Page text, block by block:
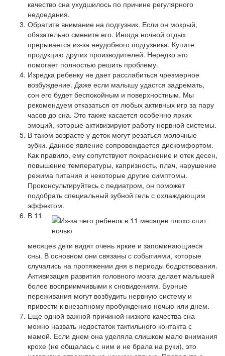
качество сна ухудшилось по причине регулярного
недоедания.
Обратите внимание на подгузник. Если он мокрый,
обязательно смените его. Иногда ночной отдых
прерывается из-за неудобного подгузника. Купите
продукцию других производителей. Нередко это
помогает полностью решить проблему.
Изредка ребенку не дает расслабиться чрезмерное
возбуждение. Даже если малышу удастся задремать,
сон его будет беспокойным и поверхностным. Мы
рекомендуем отказаться от любых активных игр за пару
часов до сна. Это также касается особенно ярких
эмоций, которые активизируют работу нервной системы.
В таком возрасте у деток могут резаться молочные
зубки. Данное явление сопровождается дискомфортом.
Как правило, ему сопутствуют покраснение и отек десен,
повышение температуры, капризность, плач, нарушение
режима питания и некоторые другие симптомы.
Проконсультируйтесь с педиатром, он поможет
подобрать специальный зубной гель с охлаждающим
эффектом.
В 11
месяцев дети видят очень яркие и запоминающиеся
сны. В основном они связаны с событиями, которые
случались на протяжении дня в периоды бодрствования.
Активизация развития головного мозга делает малышей
более восприимчивыми к сновидениям. Бурные
переживания могут возбудить нервную систему и
привести к внезапному пробуждению ночью или днем.
Еще одной важной причиной низкого качества сна
можно назвать недостаток тактильного контакта с
мамой. Если днем она уделяла слишком мало внимания
крохе (не общалась с ним и не брала на руки), это